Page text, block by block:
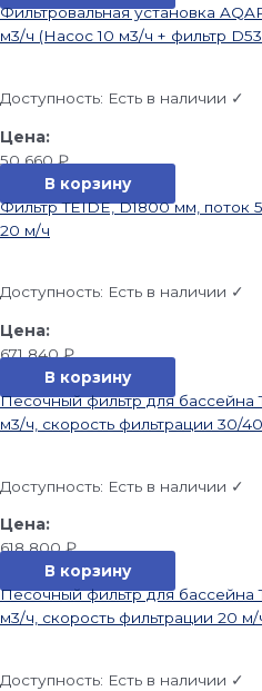
Фильтровальная установка
м3/ч (Насос 10 м3/ч + фильтр
Доступность: Есть в наличии ✓
50 660₽
В корзину
Фильтр TEIDE, D1800 мм, поток
20 м/ч
Доступность: Есть в наличии ✓
671 840₽
В корзину
Песочный фильтр для бассейна
м3/ч, скорость фильтрации 30/
Доступность: Есть в наличии ✓
618 800₽
В корзину
Песочный фильтр для бассейна
м3/ч, скорость фильтрации 20 м/
Доступность: Есть в наличии ✓